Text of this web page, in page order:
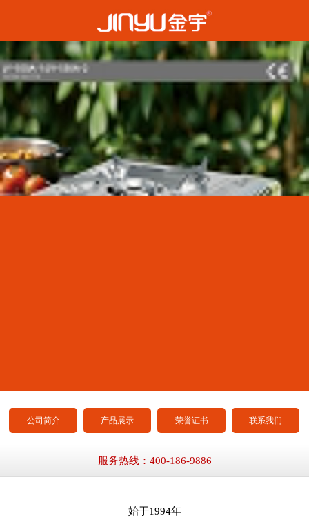
公司简介 产品展示 荣誉证书 联系我们
服务热线：400-186-9886
始于1994年